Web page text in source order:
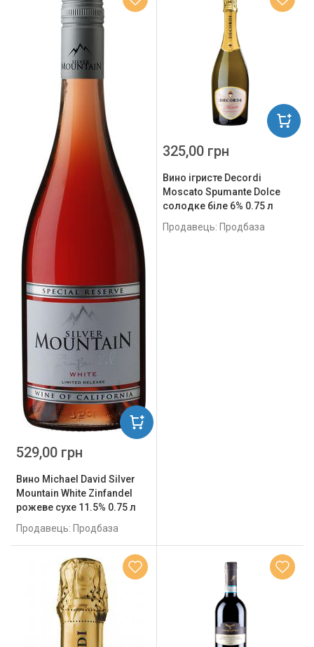
Вино Michael David Silver
Mountain White Zinfandel
рожеве сухе 11.5% 0.75 л
Продавець: Продбаза
529,00 грн
Вино ігристе Decordi
Moscato Spumante Dolce
солодке біле 6% 0.75 л
Продавець: Продбаза
325,00 грн